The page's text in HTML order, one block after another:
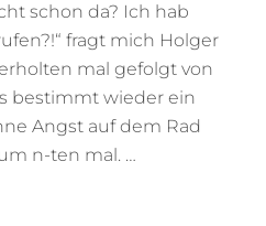
schon da? Ich hab
fragt mich Holger
mal gefolgt von
bestimmt wieder ein
Angst auf dem Rad
n-ten mal. …